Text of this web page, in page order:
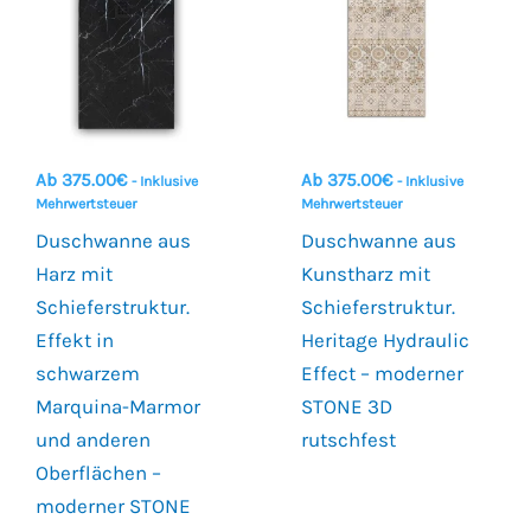
Ab 375.00€ - Inklusive
Mehrwertsteuer
Duschwanne aus
Harz mit
Schieferstruktur.
Effekt in
schwarzem
Marquina-Marmor
und anderen
Oberflächen –
moderner STONE
Ab 375.00€ - Inklusive
Mehrwertsteuer
Duschwanne aus
Kunstharz mit
Schieferstruktur.
Heritage Hydraulic
Effect – moderner
STONE 3D
rutschfest